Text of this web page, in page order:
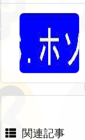
関連記事